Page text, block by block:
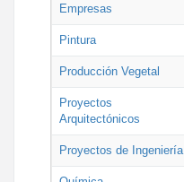
Empresas
Pintura
Producción Vegetal
Proyectos
Arquitectónicos
Proyectos de Ingeniería